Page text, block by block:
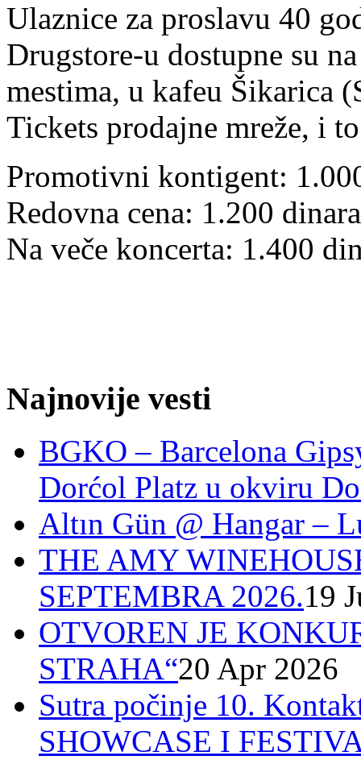
Ulaznice za proslavu 40
Drugstore-u dostupne su
mestima, u kafeu Šikarica
Tickets prodajne mreže, i
Promotivni kontigent:
Redovna cena: 1.200 dinara
Na veče koncerta: 1.400
Najnovije vesti
BGKO – Barcelona
Dorćol Platz u okviru
Altın Gün @ Hangar –
THE AMY
SEPTEMBRA 2026.19
OTVOREN JE
STRAHA“20 Apr 2026
Sutra počinje 10.
SHOWCASE I